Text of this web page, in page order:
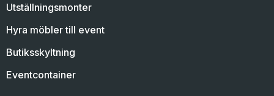
Utställningsmonter
Hyra möbler till event
Butiksskyltning
Eventcontainer